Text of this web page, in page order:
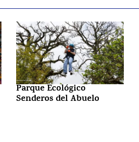
Parque Ecológico
Senderos del Abuelo